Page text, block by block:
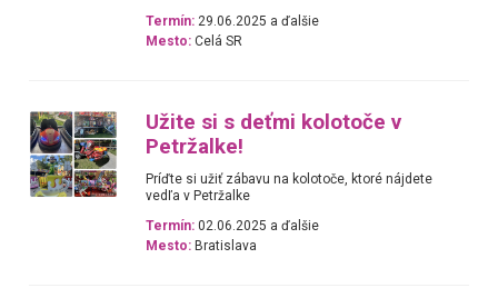
Termín: 29.06.2025 a ďalšie
Mesto: Celá SR
Užite si s deťmi kolotoče v
Petržalke!
Príďte si užiť zábavu na kolotoče, ktoré nájdete
vedľa v Petržalke
Termín: 02.06.2025 a ďalšie
Mesto: Bratislava